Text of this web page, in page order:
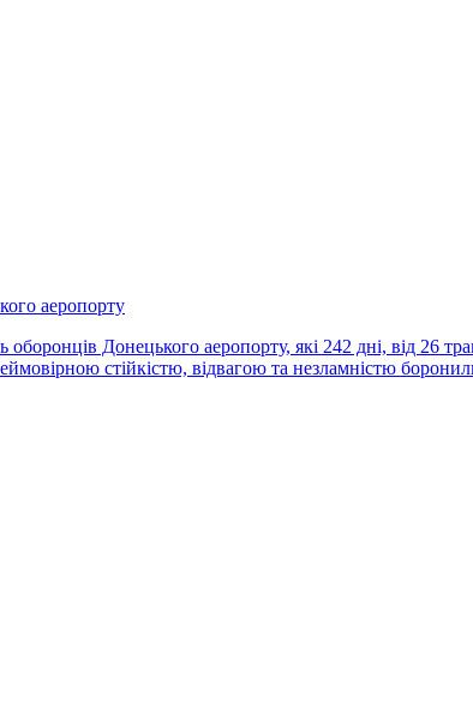
аеропорту
Донецького аеропорту, які 242 дні, від 26
стійкістю, відвагою та незламністю